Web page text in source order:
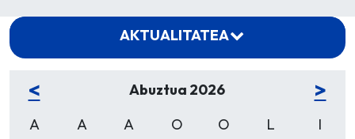
AKTUALITATEA
< Abuztua 2026 >
A A A O O L
I